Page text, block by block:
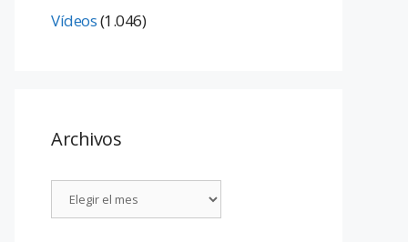
Vídeos(1.046)
Archivos